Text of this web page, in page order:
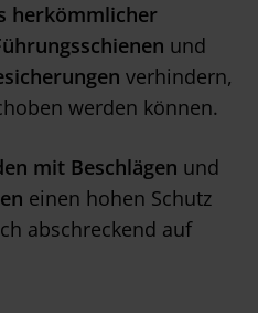
herkömmlicher
und
verhindern,
werden können.
mit Beschlägen und
einen hohen Schutz
abschreckend auf